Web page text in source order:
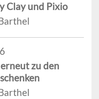
Clay und Pixio
zu den